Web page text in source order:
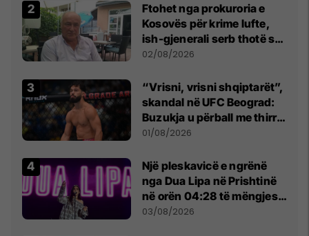
Ftohet nga prokuroria e
Kosovës për krime lufte,
ish-gjenerali serb thotë se
dikush e tradhtoi në
02/08/2026
“Vrisni, vrisni shqiptarët”,
skandal në UFC Beograd:
Buzukja u përball me thirrje
anti-shqiptare nga
01/08/2026
Një pleskavicë e ngrënë
nga Dua Lipa në Prishtinë
në orën 04:28 të mëngjesit
- dhe bota digjitale serbe
03/08/2026